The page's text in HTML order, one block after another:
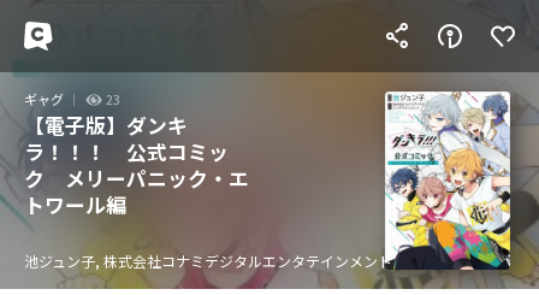
ギャグ 23
【電子版】ダンキ
ラ！！！ 公式コミッ
ク メリーパニック・エ
トワール編
池ジュン子, 株式会社コナミデジタルエンタテインメント